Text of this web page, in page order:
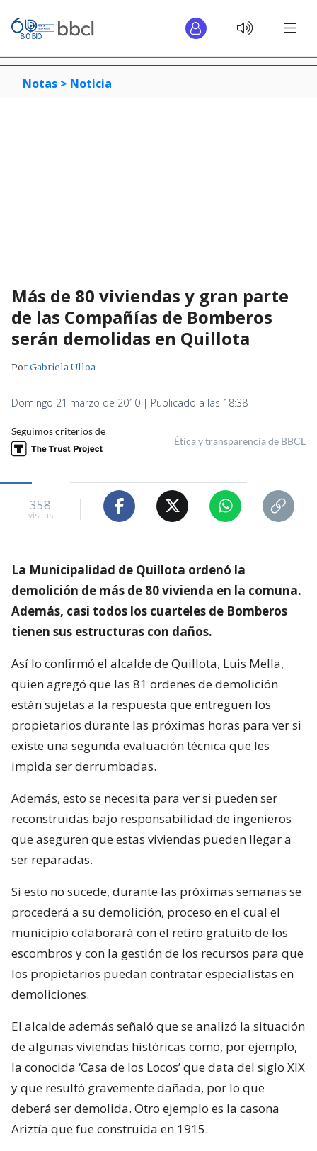
Notas > Noticia
Más de 80 viviendas y gran parte
de las Compañías de Bomberos
serán demolidas en Quillota
PorGabriela Ulloa
Domingo 21 marzo de 2010 | Publicado a las 18:38
Seguimos criterios de
Ética y transparencia de BBCL
358
visitas
La Municipalidad de Quillota ordenó la
demolición de más de 80 vivienda en la comuna.
Además, casi todos los cuarteles de Bomberos
tienen sus estructuras con daños.
Así lo confirmó el alcalde de Quillota, Luis Mella,
quien agregó que las 81 ordenes de demolición
están sujetas a la respuesta que entreguen los
propietarios durante las próximas horas para ver si
existe una segunda evaluación técnica que les
impida ser derrumbadas.
Además, esto se necesita para ver si pueden ser
reconstruidas bajo responsabilidad de ingenieros
que aseguren que estas viviendas pueden llegar a
ser reparadas.
Si esto no sucede, durante las próximas semanas se
procederá a su demolición, proceso en el cual el
municipio colaborará con el retiro gratuito de los
escombros y con la gestión de los recursos para que
los propietarios puedan contratar especialistas en
demoliciones.
El alcalde además señaló que se analizó la situación
de algunas viviendas históricas como, por ejemplo,
la conocida ‘Casa de los Locos’ que data del siglo XIX
y que resultó gravemente dañada, por lo que
deberá ser demolida. Otro ejemplo es la casona
Ariztía que fue construida en 1915.